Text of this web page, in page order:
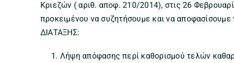
Κριεζών ( αριθ. αποφ. 210/2014), στις 26
προκειμένου να συζητήσουμε και να
ΔΙΑΤΑΞΗΣ:
Λήψη απόφασης περί καθορισμού τελών